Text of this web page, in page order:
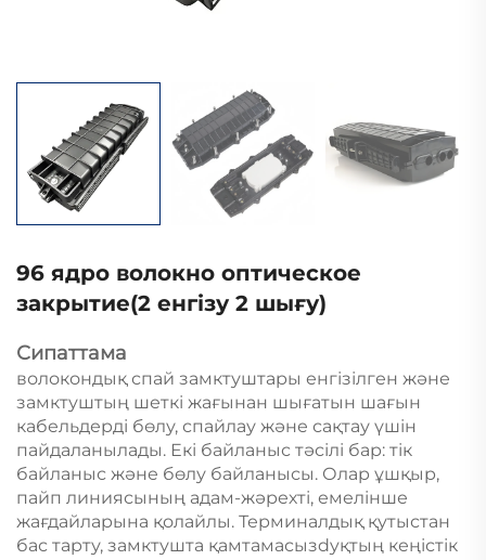
96 ядро волокно оптическое
закрытие(2 енгізу 2 шығу)
Сипаттама
волокондық спай замктуштары енгізілген және
замктуштың шеткі жағынан шығатын шағын
кабельдерді бөлу, спайлау және сақтау үшін
пайдаланылады. Екі байланыс тәсілі бар: тік
байланыс және бөлу байланысы. Олар ұшқыр,
пайп линиясының адам-жәрехті, емелінше
жағдайларына қолайлы. Терминалдық қутыстан
бас тарту, замктушта қамтамасызdyқтың кеңістік